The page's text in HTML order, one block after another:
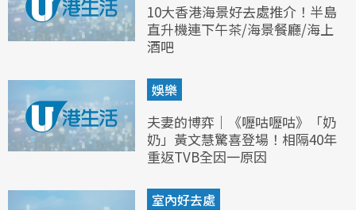
10大香港海景好去處推介！半島
直升機連下午茶/海景餐廳/海上
酒吧
娛樂
夫妻的博弈｜《嚦咕嚦咕》「奶
奶」黃文慧驚喜登場！相隔40年
重返TVB全因一原因
室內好去處